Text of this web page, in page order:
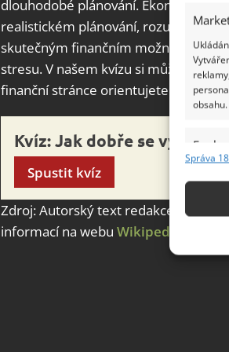
obsahu.
Funkce
Správa
dlouhodobé plánování. Ekonomicky
realistickém plánování, rozumném
skutečným finančním možnostem,
stresu. V našem kvízu si můžete
finanční stránce orientujete.
Kvíz: Jak dobře se vyznáte
Spustit kvíz
Zdroj: Autorský text redakce
informací na webu Wikipedia